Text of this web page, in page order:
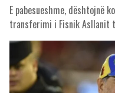
E pabesueshme, dështojnë
transferimi i Fisnik Asllanit